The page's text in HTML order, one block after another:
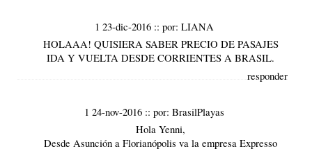
1 23-dic-2016 ::por:LIANA
HOLAAA! QUISIERA SABER PRECIO DE PASAJES
IDA Y VUELTA DESDE CORRIENTES A BRASIL.
responder
1 24-nov-2016 ::por:BrasilPlayas
Hola Yenni,
Desde Asunción a Florianópolis va la empresa Expresso